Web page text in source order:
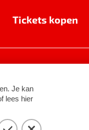
Tickets kopen